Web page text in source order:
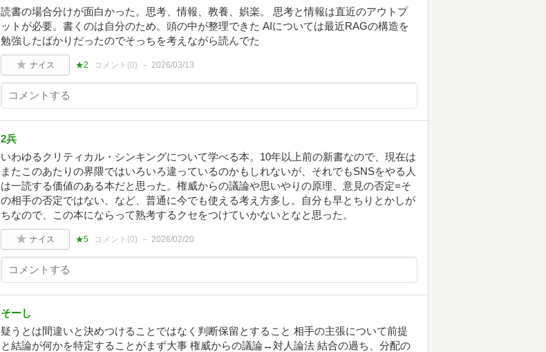
読書の場合分けが面白かった。思考、情報、教養、娯楽。 思考と情報は直近のアウトプ
ットが必要。書くのは自分のため。頭の中が整理できた AIについては最近RAGの構造を
勉強したばかりだったのでそっちを考えながら読んでた
ナイス ★2 コメント(0) 2026/03/13
2兵
いわゆるクリティカル・シンキングについて学べる本。10年以上前の新書なので、現在は
またこのあたりの界隈ではいろいろ違っているのかもしれないが、それでもSNSをやる人
は一読する価値のある本だと思った。権威からの議論や思いやりの原理、意見の否定=そ
の相手の否定ではない、など、普通に今でも使える考え方多し。自分も早とちりとかしが
ちなので、この本にならって熟考するクセをつけていかないとなと思った。
ナイス ★5 コメント(0) 2026/02/20
そーし
疑うとは間違いと決めつけることではなく判断保留とすること 相手の主張について前提
と結論が何かを特定することがまず大事 権威からの議論↔︎対人論法 結合の過ち、分配の